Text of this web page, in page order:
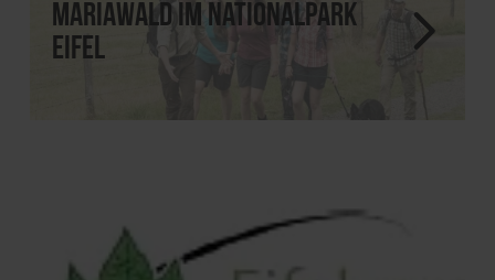
Mariawald im Nationalpark
Eifel